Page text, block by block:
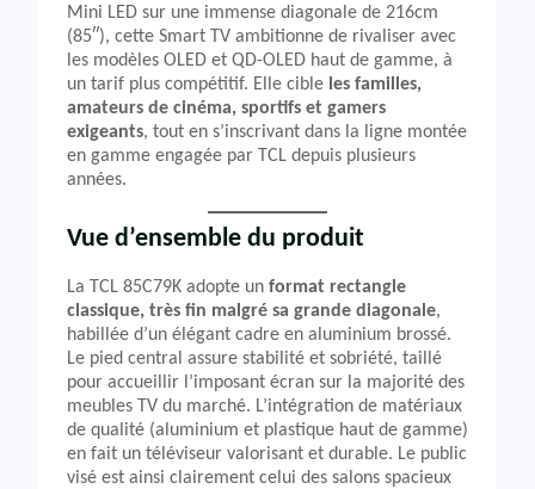
Mini LED sur une immense diagonale de 216cm
(85″), cette Smart TV ambitionne de rivaliser avec
les modèles OLED et QD-OLED haut de gamme, à
un tarif plus compétitif. Elle cible les familles,
amateurs de cinéma, sportifs et gamers
exigeants, tout en s’inscrivant dans la ligne montée
en gamme engagée par TCL depuis plusieurs
années.
Vue d’ensemble du produit
La TCL 85C79K adopte un format rectangle
classique, très fin malgré sa grande diagonale,
habillée d’un élégant cadre en aluminium brossé.
Le pied central assure stabilité et sobriété, taillé
pour accueillir l’imposant écran sur la majorité des
meubles TV du marché. L’intégration de matériaux
de qualité (aluminium et plastique haut de gamme)
en fait un téléviseur valorisant et durable. Le public
visé est ainsi clairement celui des salons spacieux